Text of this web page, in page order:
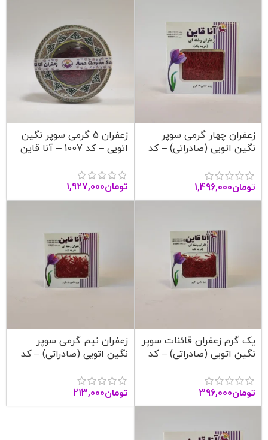
زعفران چهار گرمی سوپر
نگین اتویی (صادراتی) – کد
تومان1,496,000
زعفران 5 گرمی سوپر نگین
اتویی – کد 1007 – آنا قاین
تومان1,927,000
یک گرم زعفران قائنات سوپر
نگین اتویی (صادراتی) – کد
تومان396,000
زعفران نیم گرمی سوپر
نگین اتویی (صادراتی) – کد
تومان213,000